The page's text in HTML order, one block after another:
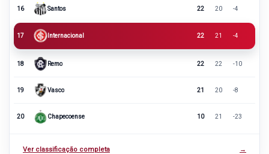
16 Santos 22 20 -4
17 Internacional 22 21 -4
18 Remo 22 22 -10
19 Vasco 21 20 -8
20 Chapecoense 10 21 -23
Ver classificação completa →